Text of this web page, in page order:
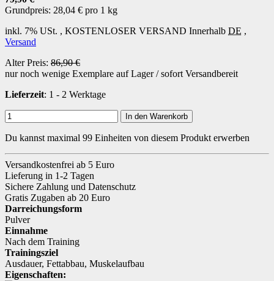
Grundpreis: 28,04 € pro 1 kg
inkl. 7% USt. , KOSTENLOSER VERSAND Innerhalb DE ,
Versand
Alter Preis: 86,90 €
nur noch wenige Exemplare auf Lager / sofort Versandbereit
Lieferzeit: 1 - 2 Werktage
In den Warenkorb
Du kannst maximal 99 Einheiten von diesem Produkt erwerben
Versandkostenfrei ab 5 Euro
Lieferung in 1-2 Tagen
Sichere Zahlung und Datenschutz
Gratis Zugaben ab 20 Euro
Darreichungsform
Pulver
Einnahme
Nach dem Training
Trainingsziel
Ausdauer, Fettabbau, Muskelaufbau
Eigenschaften: